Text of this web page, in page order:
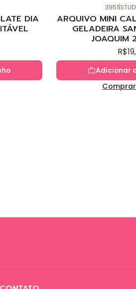
DIA
3951|
ARQUIVO MINI
GELADEIRA
JOAQUIM
Adicionar